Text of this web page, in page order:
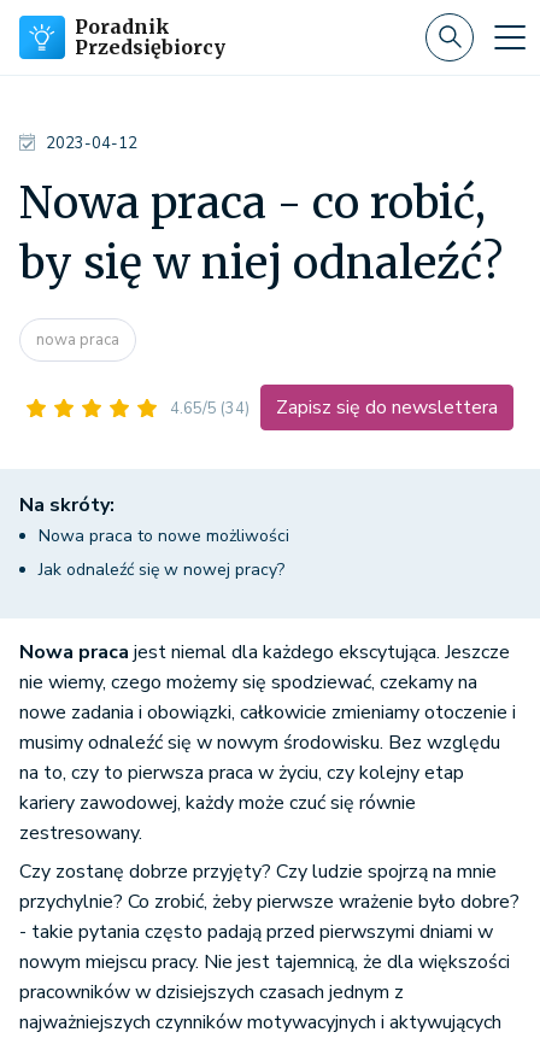
Poradnik
Przedsiębiorcy
2023-04-12
Nowa praca - co robić,
by się w niej odnaleźć?
nowa praca
4.65/5 (34) Zapisz się do newslettera
Na skróty:
Nowa praca to nowe możliwości
Jak odnaleźć się w nowej pracy?
Nowa praca jest niemal dla każdego ekscytująca. Jeszcze
nie wiemy, czego możemy się spodziewać, czekamy na
nowe zadania i obowiązki, całkowicie zmieniamy otoczenie i
musimy odnaleźć się w nowym środowisku. Bez względu
na to, czy to pierwsza praca w życiu, czy kolejny etap
kariery zawodowej, każdy może czuć się równie
zestresowany.
Czy zostanę dobrze przyjęty? Czy ludzie spojrzą na mnie
przychylnie? Co zrobić, żeby pierwsze wrażenie było dobre?
- takie pytania często padają przed pierwszymi dniami w
nowym miejscu pracy. Nie jest tajemnicą, że dla większości
pracowników w dzisiejszych czasach jednym z
najważniejszych czynników motywacyjnych i aktywujących